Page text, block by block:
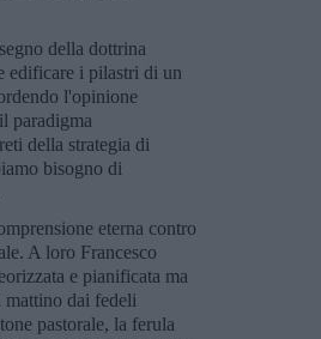
della dottrina
edificare i pilastri di un
l'opinione
paradigma
della strategia di
bisogno di
eterna contro
A loro Francesco
e pianificata ma
mattino dai fedeli
pastorale, la ferula